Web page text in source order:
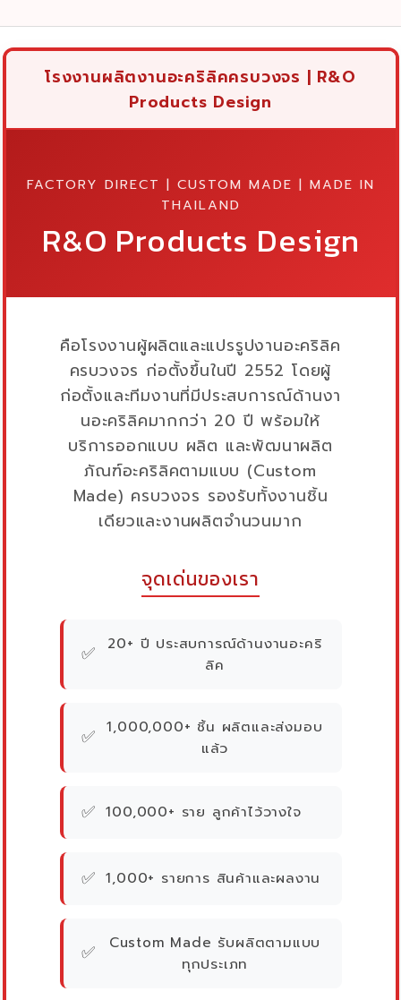
โรงงานผลิตงานอะคริลิคครบวงจร | R&O
Products Design
FACTORY DIRECT | CUSTOM MADE | MADE IN
THAILAND
R&O Products Design
คือโรงงานผู้ผลิตและแปรรูปงานอะคริลิค
ครบวงจร ก่อตั้งขึ้นในปี 2552 โดยผู้
ก่อตั้งและทีมงานที่มีประสบการณ์ด้านงา
นอะคริลิคมากกว่า 20 ปี พร้อมให้
บริการออกแบบ ผลิต และพัฒนาผลิต
ภัณฑ์อะคริลิคตามแบบ (Custom
Made) ครบวงจร รองรับทั้งงานชิ้น
เดียวและงานผลิตจำนวนมาก
จุดเด่นของเรา
✅
20+ ปี ประสบการณ์ด้านงานอะคริ
ลิค
✅ 1,000,000+ ชิ้น ผลิตและส่งมอบ
แล้ว
✅ 100,000+ ราย ลูกค้าไว้วางใจ
✅ 1,000+ รายการ สินค้าและผลงาน
✅
Custom Made รับผลิตตามแบบ
ทุกประเภท